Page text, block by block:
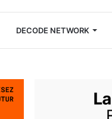
DECODE NETWORK